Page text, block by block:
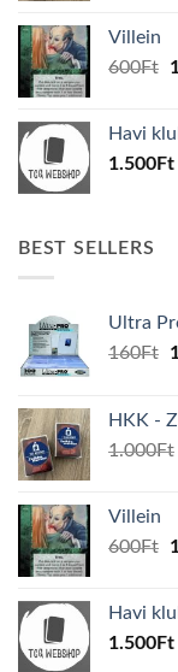
Villein
600Ft
Havi
1.500Ft
BEST SELLERS
Ultra
160Ft
HKK -
1.000Ft
Villein
600Ft
Havi
1.500Ft